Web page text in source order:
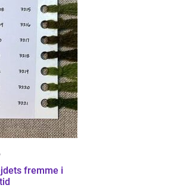
fremme i